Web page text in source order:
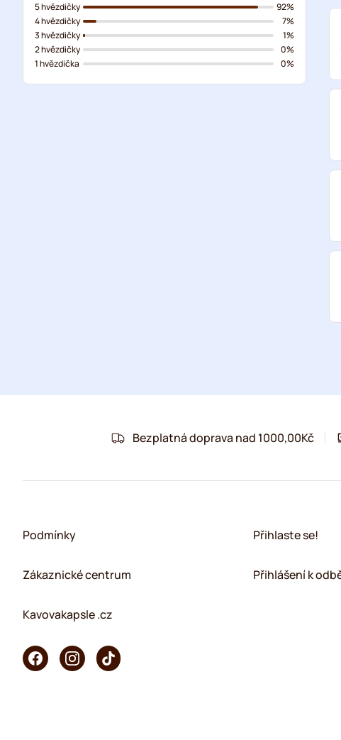
5 hvězdičky
4 hvězdičky
3 hvězdičky
2 hvězdičky
1 hvězdička
92%
7%
1%
0%
0%
Bezplatná doprava nad 1000,00Kč
Podmínky
Zákaznické centrum
Kavovakapsle .cz
Přihlaste se!
Přihlášení k